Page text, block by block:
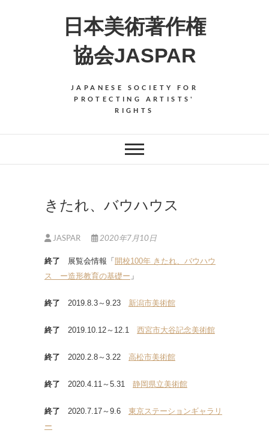
日本美術著作権
協会JASPAR
JAPANESE SOCIETY FOR
PROTECTING ARTISTS'
RIGHTS
きたれ、バウハウス
JASPAR 2020年7月10日
終了 展覧会情報「 開校100年 きたれ、バウハウ
ス ー造形教育の基礎ー 」
終了 2019.8.3～9.23 新潟市美術館
終了 2019.10.12～12.1 西宮市大谷記念美術館
終了 2020.2.8～3.22 高松市美術館
終了 2020.4.11～5.31 静岡県立美術館
終了 2020.7.17～9.6
東京ステーションギャラリ
ー